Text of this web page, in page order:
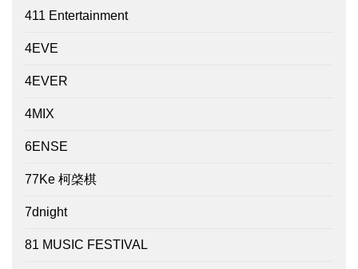
411 Entertainment
4EVE
4EVER
4MIX
6ENSE
77Ke 柯棨棋
7dnight
81 MUSIC FESTIVAL